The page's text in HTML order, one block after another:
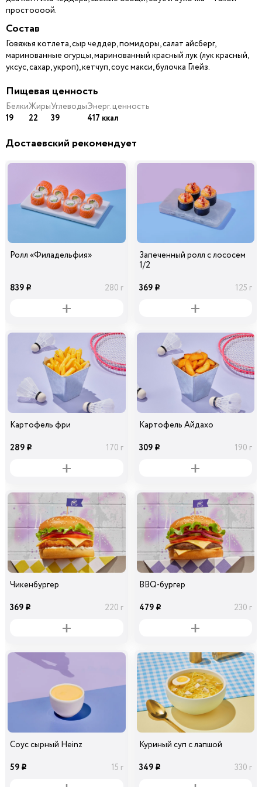
простоооой.
Состав
Говяжья котлета, сыр чеддер, помидоры, салат айсберг,
маринованные огурцы, маринованный красный лук (лук красный,
уксус, сахар, укроп), кетчуп, соус макси, булочка Глейз.
Пищевая ценность
Белки
19
Жиры
22
Углеводы
39
Энерг. ценность
417 ккал
Достаевский рекомендует
Ролл «Филадельфия»
839 i 280 г
Запеченный ролл с лососем
1/2
369 i 125 г
Картофель фри
289 i 170 г
Картофель Айдахо
309 i 190 г
Чикенбургер
369 i 220 г
BBQ-бургер
479 i 230 г
Соус сырный Heinz
59 i 15 г
Куриный суп с лапшой
349 i 330 г